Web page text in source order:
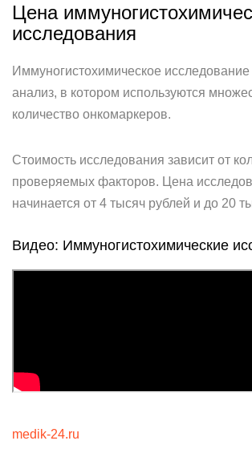
Цена
исследования
Иммуногистохимическое
анализ, в котором используются
количество онкомаркеров.
Стоимость исследования зависит от
проверяемых факторов. Цена
начинается от 4 тысяч рублей и до 20
Видео: Иммуногистохимические
medik-24.ru